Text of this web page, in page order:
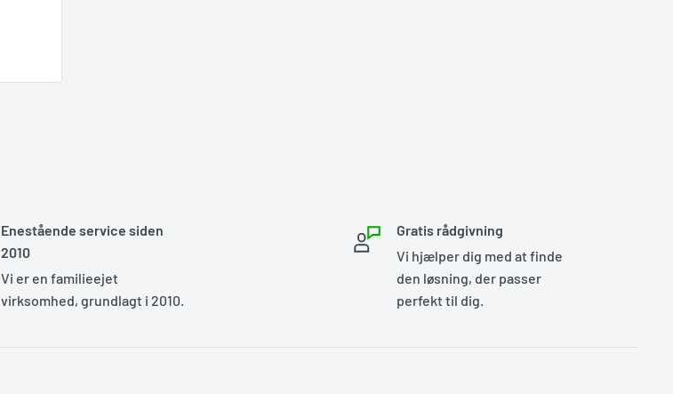
Enestående service siden
2010
Vi er en familieejet
virksomhed, grundlagt i 2010.
Gratis rådgivning
Vi hjælper dig med at finde
den løsning, der passer
perfekt til dig.